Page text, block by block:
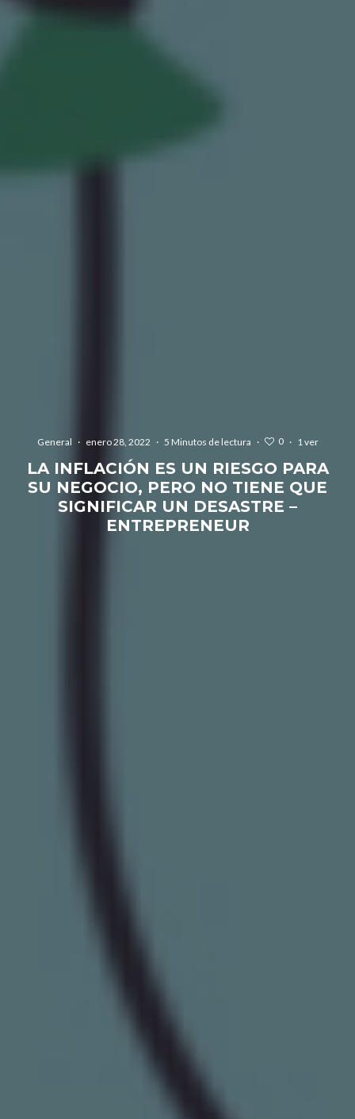
General · enero 28, 2022 · 5 Minutos de lectura · 0 · 1 ver
LA INFLACIÓN ES UN RIESGO PARA
SU NEGOCIO, PERO NO TIENE QUE
SIGNIFICAR UN DESASTRE –
ENTREPRENEUR